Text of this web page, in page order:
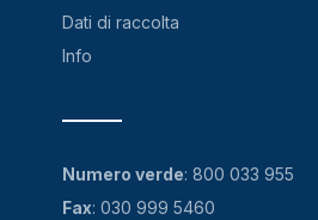
Dati di raccolta
Info
Numero verde: 800 033 955
Fax: 030 999 5460